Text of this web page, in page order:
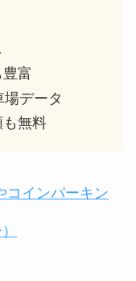
富
データ
も無料
コインパーキン